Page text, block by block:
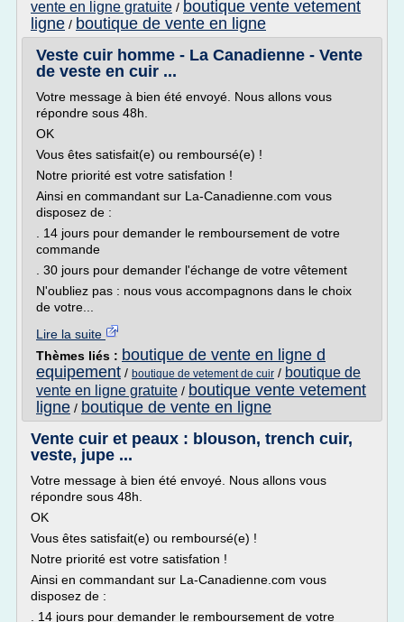
vente en ligne gratuite / boutique vente vetement
ligne / boutique de vente en ligne
Veste cuir homme - La Canadienne - Vente
de veste en cuir ...
Votre message à bien été envoyé. Nous allons vous
répondre sous 48h.
OK
Vous êtes satisfait(e) ou remboursé(e) !
Notre priorité est votre satisfation !
Ainsi en commandant sur La-Canadienne.com vous
disposez de :
. 14 jours pour demander le remboursement de votre
commande
. 30 jours pour demander l'échange de votre vêtement
N'oubliez pas : nous vous accompagnons dans le choix
de votre...
Lire la suite
Thèmes liés : boutique de vente en ligne d
equipement / boutique de vetement de cuir / boutique de
vente en ligne gratuite / boutique vente vetement
ligne / boutique de vente en ligne
Vente cuir et peaux : blouson, trench cuir,
veste, jupe ...
Votre message à bien été envoyé. Nous allons vous
répondre sous 48h.
OK
Vous êtes satisfait(e) ou remboursé(e) !
Notre priorité est votre satisfation !
Ainsi en commandant sur La-Canadienne.com vous
disposez de :
. 14 jours pour demander le remboursement de votre